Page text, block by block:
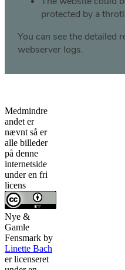
Medmindre
andet er
nævnt så er
alle billeder
på denne
internetside
under en fri
licens
Nye &
Gamle
Fensmark by
Linette Bach
er licenseret